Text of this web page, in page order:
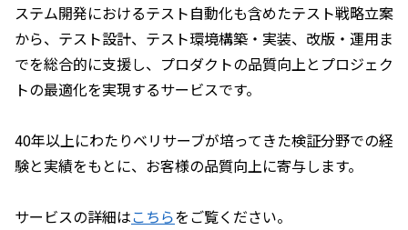
ステム開発におけるテスト自動化も含めたテスト戦略立案
から、テスト設計、テスト環境構築・実装、改版・運用ま
でを総合的に支援し、プロダクトの品質向上とプロジェク
トの最適化を実現するサービスです。
40年以上にわたりベリサーブが培ってきた検証分野での経
験と実績をもとに、お客様の品質向上に寄与します。
サービスの詳細はこちらをご覧ください。